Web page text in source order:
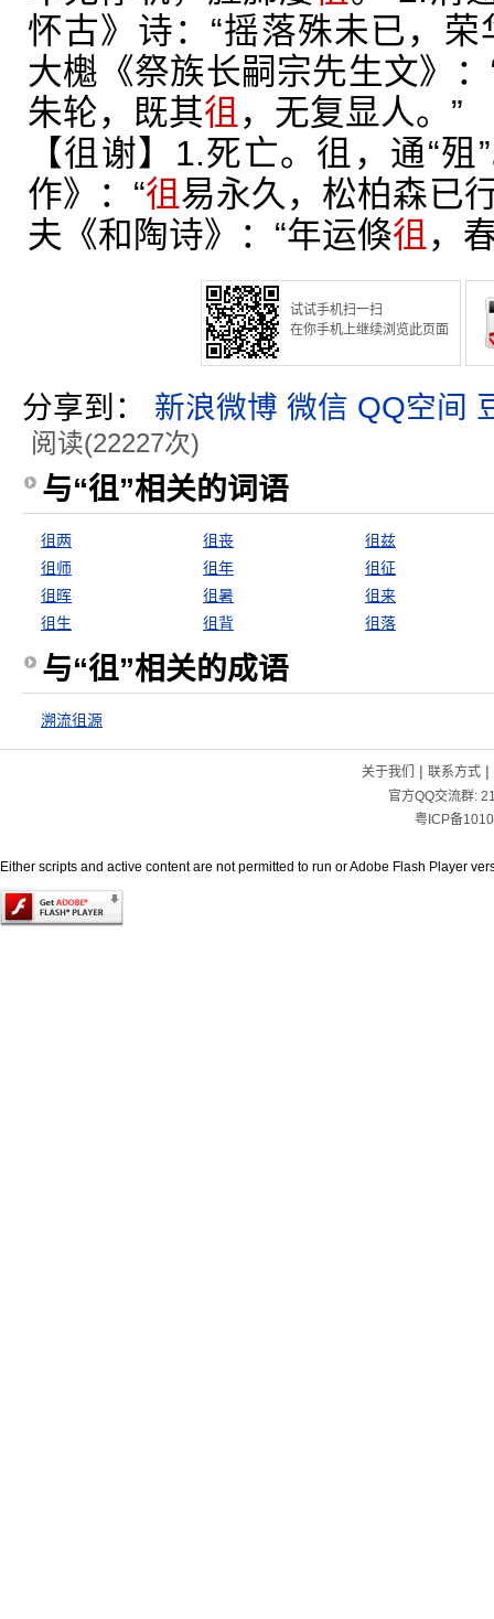
怀古》诗：“摇落殊未已，荣
大櫆《祭族长嗣宗先生文》
朱轮，既其徂 ，无复显人。”
【徂谢】1.死亡。徂，通“
作》：“徂 易永久，松柏森已
夫《和陶诗》：“年运倏徂 ，
试试手机扫一扫
在你手机上继续浏览此页面
分享到： 新浪微博 微信 QQ空间
阅读(22227次)
与“徂”相关的词语
徂两 徂丧
徂兹
徂师
徂年
徂征
徂晖
徂暑
徂来
徂生
徂背 徂落
与“徂”相关的成语
溯流徂源
关于我们 | 联系方式|
官方QQ交流群:
粤ICP备
Either scripts and active content are not permitted to run or Adobe Flash Player